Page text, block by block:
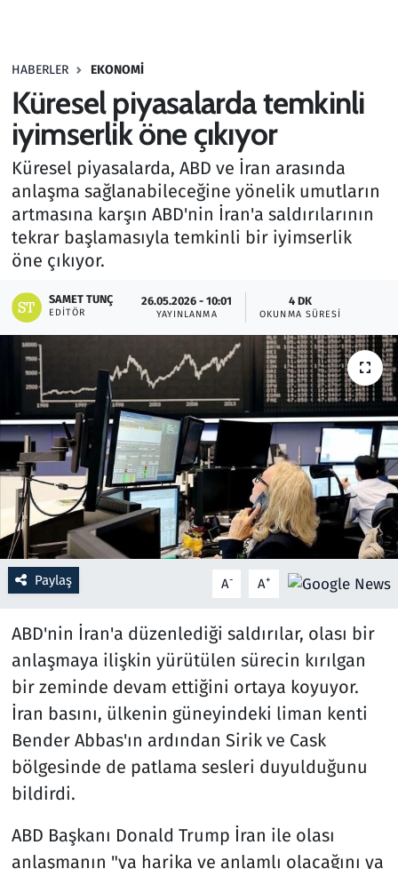
HABERLER EKONOMI
Küresel piyasalarda temkinli
iyimserlik öne çıkıyor
Küresel piyasalarda, ABD ve İran arasında
anlaşma sağlanabileceğine yönelik umutların
artmasına karşın ABD'nin İran'a saldırılarının
tekrar başlamasıyla temkinli bir iyimserlik
öne çıkıyor.
SAMET TUNÇ
EDITÖR
26.05.2026 - 10:01
YAYINLANMA
4 DK
OKUNMA SÜRESI
Paylaş A- A+
ABD'nin İran'a düzenlediği saldırılar, olası bir
anlaşmaya ilişkin yürütülen sürecin kırılgan
bir zeminde devam ettiğini ortaya koyuyor.
İran basını, ülkenin güneyindeki liman kenti
Bender Abbas'ın ardından Sirik ve Cask
bölgesinde de patlama sesleri duyulduğunu
bildirdi.
ABD Başkanı Donald Trump İran ile olası
anlaşmanın "ya harika ve anlamlı olacağını ya
Haber
Kültür Sanat
Kurumsal Haberler
Lezzet Durağı
Memur ve Kamu
Otomobil
Ramazan
Resmi İlanlar
Rüya Tabirleri
Sağlık
Savunma Sanayi
Seçim 2023
Spor
Teknoloji ve Bilim
Televizyon